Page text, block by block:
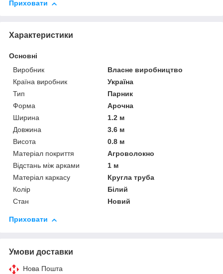
Приховати
Характеристики
Основні
Виробник
Власне виробництво
Країна виробник
Україна
Тип
Парник
Форма
Арочна
Ширина
1.2 м
Довжина
3.6 м
Висота
0.8 м
Матеріал покриття
Агроволокно
Відстань між арками
1 м
Матеріал каркасу
Кругла труба
Колір
Білий
Стан
Новий
Приховати
Умови доставки
Нова Пошта